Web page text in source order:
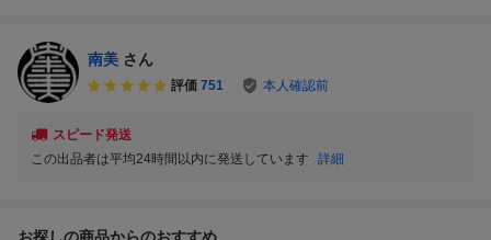
南美 さん
評価 751 本人確認前
スピード発送
この出品者は平均24時間以内に発送しています
詳細